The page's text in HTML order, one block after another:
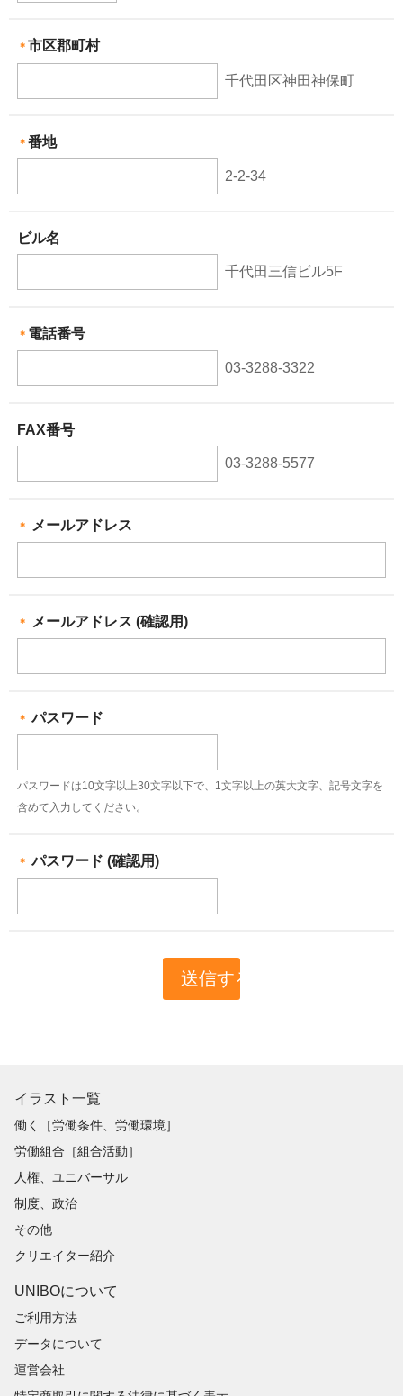
＊市区郡町村
千代田区神田神保町
＊番地
2-2-34
ビル名
千代田三信ビル5F
＊ 電話番号
03-3288-3322
FAX番号
03-3288-5577
＊ メールアドレス
＊ メールアドレス (確認用)
＊ パスワード
パスワードは10文字以上30文字以下で、1文字以上の英大文字、記号文字を
含めて入力してください。
＊ パスワード (確認用)
イラスト一覧
働く［労働条件、労働環境］
労働組合［組合活動］
人権、ユニバーサル
制度、政治
その他
クリエイター紹介
UNIBOについて
ご利用方法
データについて
運営会社